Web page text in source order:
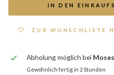
IN DEN
ZUR WUNSCHLISTE
Abholung möglich bei
Gewöhnlich fertig in 2 Stunden